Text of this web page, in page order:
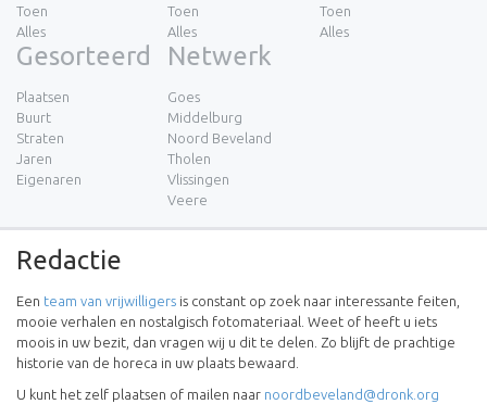
Toen
Alles
Toen
Alles
Toen
Alles
Gesorteerd
Plaatsen
Buurt
Straten
Jaren
Eigenaren
Netwerk
Goes
Middelburg
Noord Beveland
Tholen
Vlissingen
Veere
Redactie
Een team van vrijwilligers is constant op zoek naar interessante feiten,
mooie verhalen en nostalgisch fotomateriaal. Weet of heeft u iets
moois in uw bezit, dan vragen wij u dit te delen. Zo blijft de prachtige
historie van de horeca in uw plaats bewaard.
U kunt het zelf plaatsen of mailen naar noordbeveland@dronk.org